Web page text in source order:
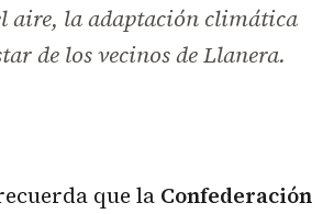
aire, la adaptación climática
de los vecinos de Llanera.
que la Confederación